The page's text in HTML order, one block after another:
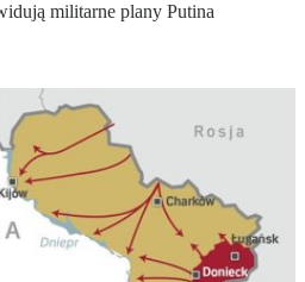
militarne plany Putina